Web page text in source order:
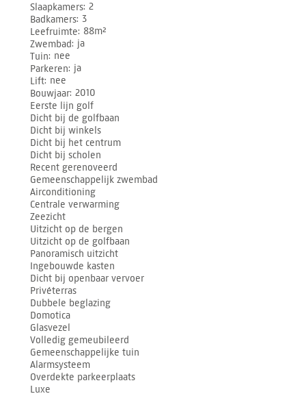
Slaapkamers 2
Badkamers 3
Leefruimte 88m²
Zwembad ja
Tuin nee
Parkeren ja
Lift nee
Bouwjaar 2010
Eerste lijn golf
Dicht bij de golfbaan
Dicht bij winkels
Dicht bij het centrum
Dicht bij scholen
Recent gerenoveerd
Gemeenschappelijk zwembad
Airconditioning
Centrale verwarming
Zeezicht
Uitzicht op de bergen
Uitzicht op de golfbaan
Panoramisch uitzicht
Ingebouwde kasten
Dicht bij openbaar vervoer
Privéterras
Dubbele beglazing
Domotica
Glasvezel
Volledig gemeubileerd
Gemeenschappelijke tuin
Alarmsysteem
Overdekte parkeerplaats
Luxe